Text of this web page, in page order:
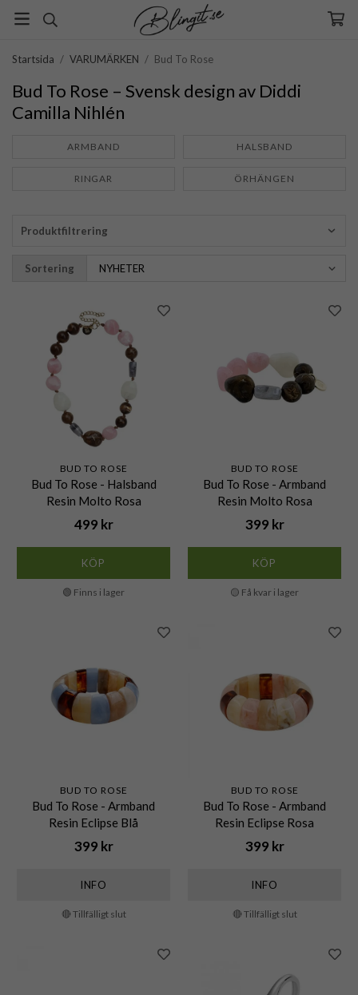
Startsida / VARUMÄRKEN / Bud To Rose
Bud To Rose – Svensk design av Diddi
Camilla Nihlén
ARMBAND HALSBAND
RINGAR ÖRHÄNGEN
Produktfiltrering
Sortering
BUD TO ROSE
Bud To Rose - Halsband
Resin Molto Rosa
499 kr
KÖP
🟢 Finns i lager
BUD TO ROSE
Bud To Rose - Armband
Resin Molto Rosa
399 kr
KÖP
🟡 Få kvar i lager
BUD TO ROSE
Bud To Rose - Armband
Resin Eclipse Blå
399 kr
INFO
🔴 Tillfälligt slut
BUD TO ROSE
Bud To Rose - Armband
Resin Eclipse Rosa
399 kr
INFO
🔴 Tillfälligt slut